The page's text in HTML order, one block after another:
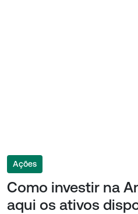
Ações
Como investir na
aqui os ativos